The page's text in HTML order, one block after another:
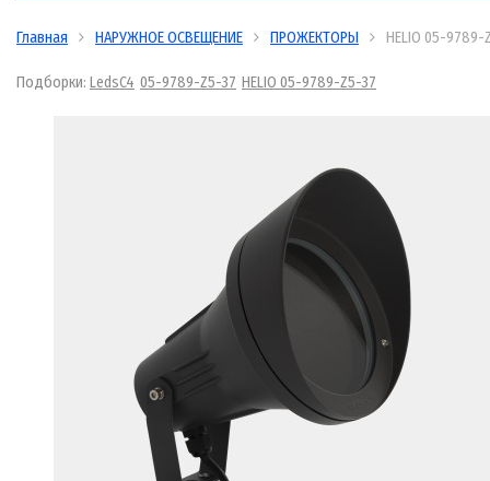
Главная НАРУЖНОЕ ОСВЕЩЕНИЕ ПРОЖЕКТОРЫ HELIO 05-9789-
Подборки: LedsC4 05-9789-Z5-37 HELIO 05-9789-Z5-37